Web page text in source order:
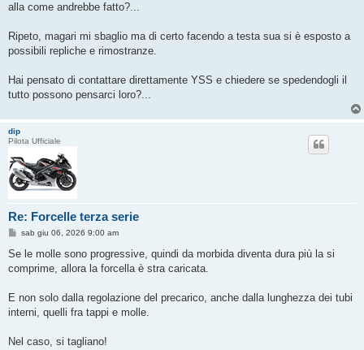
alla come andrebbe fatto?...
Ripeto, magari mi sbaglio ma di certo facendo a testa sua si è esposto a
possibili repliche e rimostranze.
Hai pensato di contattare direttamente YSS e chiedere se spedendogli il
tutto possono pensarci loro?...
dip
Pilota Ufficiale
Re: Forcelle terza serie
M
s
a
o
sab giu 06, 2026 9:00 am
Se le molle sono progressive, quindi da morbida diventa dura più la si
comprime, allora la forcella è stra caricata.
E non solo dalla regolazione del precarico, anche dalla lunghezza dei tubi
interni, quelli fra tappi e molle.
Nel caso, si tagliano!